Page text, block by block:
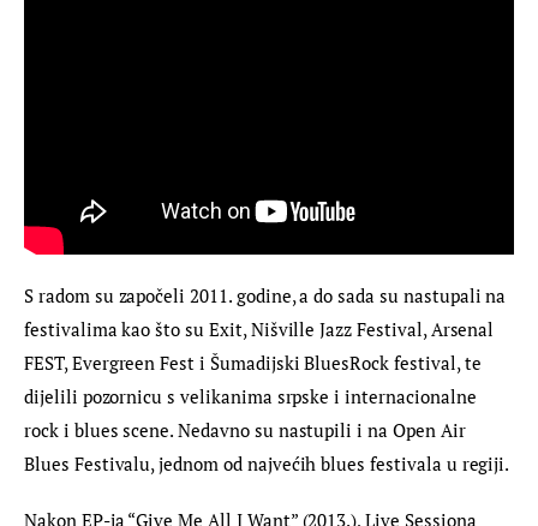
S radom su započeli 2011. godine, a do sada su nastupali na
festivalima kao što su Exit, Nišville Jazz Festival, Arsenal
FEST, Evergreen Fest i Šumadijski BluesRock festival, te
dijelili pozornicu s velikanima srpske i internacionalne
rock i blues scene. Nedavno su nastupili i na Open Air
Blues Festivalu, jednom od najvećih blues festivala u regiji.
Nakon EP-ja “Give Me All I Want” (2013.), Live Sessiona